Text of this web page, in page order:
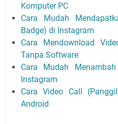
Komputer PC
Cara Mudah
Badge) di Instagram
Cara Mendownload
Tanpa Software
Cara Mudah
Instagram
Cara Video Call
Android